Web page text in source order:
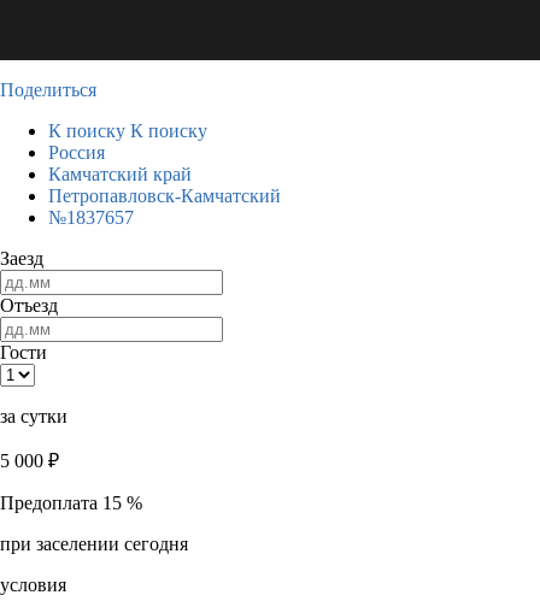
Поделиться
К поиску К поиску
Россия
Камчатский край
Петропавловск-Камчатский
№1837657
Заезд
Отъезд
Гости
за сутки
5 000 ₽
Предоплата 15 %
при заселении сегодня
условия